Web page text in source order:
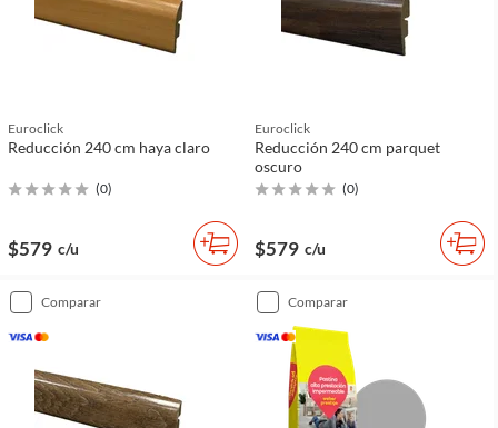
Euroclick
Reducción 240 cm haya claro
(0)
$579 c/u
Euroclick
Reducción 240 cm parquet
oscuro
(0)
$579 c/u
comparar comparar